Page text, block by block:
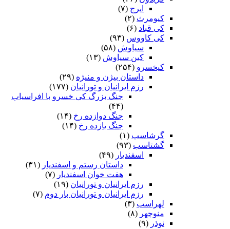
ایرج (۷)
کیومرث (۲)
کی قباد (۶)
کی کاووس (۹۳)
سیاوش (۵۸)
کین سیاوش (۱۳)
کیخسرو (۲۵۴)
داستان بیژن و منیژه (۲۹)
رزم ایرانیان و تورانیان (۱۷۷)
جنگ بزرگ کی خسرو با افراسیاب
(۴۴)
جنگ دوازده رخ (۱۴)
جنگ یازده رخ (۱۴)
گرشاسپ (۱)
گشتاسب (۹۳)
اسفندیار (۴۹)
داستان رستم و اسفندیار (۳۱)
هفت خوان اسفندیار (۷)
رزم ایرانیان و تورانیان (۱۹)
رزم ایرانیان و تورانیان بار دوم (۷)
لهراسب (۳)
منوچهر (۸)
نوذر (۹)